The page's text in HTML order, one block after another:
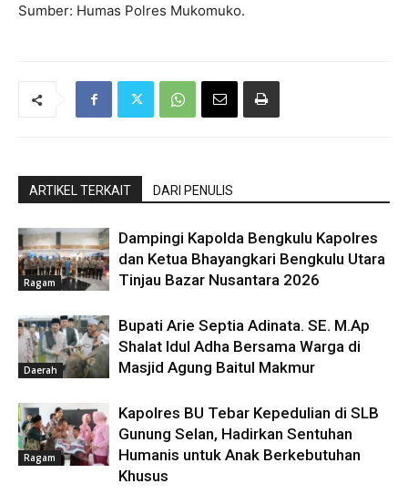
Sumber: Humas Polres Mukomuko.
ARTIKEL TERKAIT DARI PENULIS
Ragam
Dampingi Kapolda Bengkulu Kapolres
dan Ketua Bhayangkari Bengkulu Utara
Tinjau Bazar Nusantara 2026
Daerah
Bupati Arie Septia Adinata. SE. M.Ap
Shalat Idul Adha Bersama Warga di
Masjid Agung Baitul Makmur
Ragam
Kapolres BU Tebar Kepedulian di SLB
Gunung Selan, Hadirkan Sentuhan
Humanis untuk Anak Berkebutuhan
Khusus